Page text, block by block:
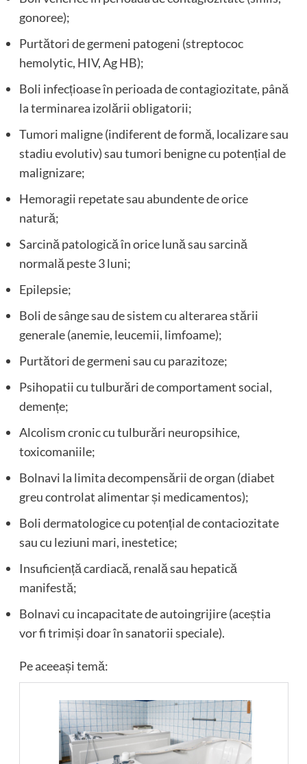
gonoree);
Purtători de germeni patogeni (streptococ
hemolytic, HIV, Ag HB);
Boli infecțioase în perioada de contagiozitate, până
la terminarea izolării obligatorii;
Tumori maligne (indiferent de formă, localizare sau
stadiu evolutiv) sau tumori benigne cu potențial de
malignizare;
Hemoragii repetate sau abundente de orice
natură;
Sarcină patologică în orice lună sau sarcină
normală peste 3 luni;
Epilepsie;
Boli de sânge sau de sistem cu alterarea stării
generale (anemie, leucemii, limfoame);
Purtători de germeni sau cu parazitoze;
Psihopatii cu tulburări de comportament social,
demențe;
Alcolism cronic cu tulburări neuropsihice,
toxicomaniile;
Bolnavi la limita decompensării de organ (diabet
greu controlat alimentar și medicamentos);
Boli dermatologice cu potențial de contaciozitate
sau cu leziuni mari, inestetice;
Insuficiență cardiacă, renală sau hepatică
manifestă;
Bolnavi cu incapacitate de autoingrijire (aceștia
vor fi trimiși doar în sanatorii speciale).
Pe aceeași temă: